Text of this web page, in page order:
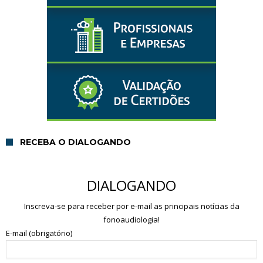
RECEBA O DIALOGANDO
DIALOGANDO
Inscreva-se para receber por e-mail as principais notícias da
fonoaudiologia!
E-mail (obrigatório)